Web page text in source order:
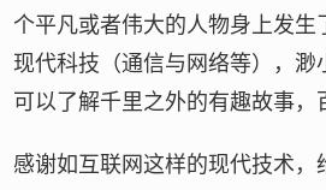
个平凡或者伟大的人物身上发生
现代科技（通信与网络等），渺
可以了解千里之外的有趣故事，
感谢如互联网这样的现代技术，